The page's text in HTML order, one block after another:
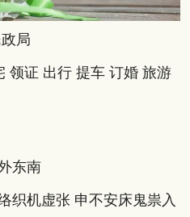
局
证 出行 提车 订婚 旅游
东南
机虚张 申不安床鬼祟入